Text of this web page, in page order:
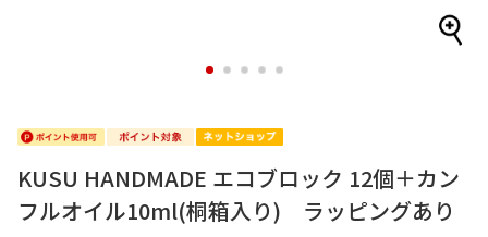
1 2 3 4 5
KUSU HANDMADE エコブロック 12個＋カン
フルオイル10ml(桐箱入り) ラッピングあり